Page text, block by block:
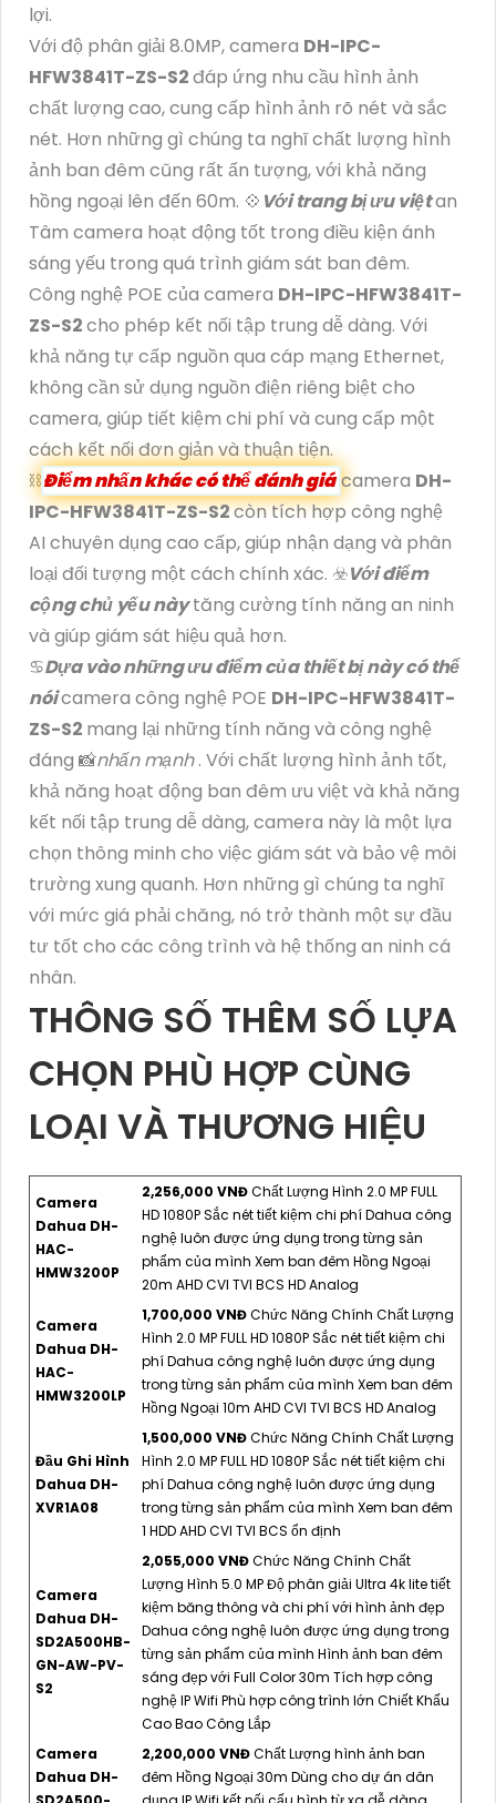
lợi.
Với độ phân giải 8.0MP, camera DH-IPC-
HFW3841T-ZS-S2đáp ứng nhu cầu hình ảnh
chất lượng cao, cung cấp hình ảnh rõ nét và sắc
nét. Hơn những gì chúng ta nghĩ chất lượng hình
ảnh ban đêm cũng rất ấn tượng, với khả năng
hồng ngoại lên đến 60m. 💠 Với trang bị ưu việtan
Tâm camera hoạt động tốt trong điều kiện ánh
sáng yếu trong quá trình giám sát ban đêm.
Công nghệ POE của camera DH-IPC-HFW3841T-
ZS-S2cho phép kết nối tập trung dễ dàng. Với
khả năng tự cấp nguồn qua cáp mạng Ethernet,
không cần sử dụng nguồn điện riêng biệt cho
camera, giúp tiết kiệm chi phí và cung cấp một
cách kết nối đơn giản và thuận tiện.
⛓Điểm nhấn khác có thể đánh giácamera DH-
IPC-HFW3841T-ZS-S2còn tích hợp công nghệ
AI chuyên dụng cao cấp, giúp nhận dạng và phân
loại đối tượng một cách chính xác. ☣️Với điểm
cộng chủ yếu nàytăng cường tính năng an ninh
và giúp giám sát hiệu quả hơn.
♋Dựa vào những ưu điểm của thiết bị này có thể
nóicamera công nghệ POE DH-IPC-HFW3841T-
ZS-S2 mang lại những tính năng và công nghệ
đáng 📸nhấn mạnh. Với chất lượng hình ảnh tốt,
khả năng hoạt động ban đêm ưu việt và khả năng
kết nối tập trung dễ dàng, camera này là một lựa
chọn thông minh cho việc giám sát và bảo vệ môi
trường xung quanh. Hơn những gì chúng ta nghĩ
với mức giá phải chăng, nó trở thành một sự đầu
tư tốt cho các công trình và hệ thống an ninh cá
nhân.
THÔNG SỐ THÊM SỐ LỰA
CHỌN PHÙ HỢP CÙNG
LOẠI VÀ THƯƠNG HIỆU
Camera
Dahua DH-
HAC-
HMW3200P
2,256,000 VNĐChất Lượng Hình 2.0 MP FULL
HD 1080P Sắc nét tiết kiệm chi phí Dahua công
nghệ luôn được ứng dụng trong từng sản
phẩm của mình Xem ban đêm Hồng Ngoại
20m AHD CVI TVI BCS HD Analog
Camera
Dahua DH-
HAC-
HMW3200LP
1,700,000 VNĐChức Năng Chính Chất Lượng
Hình 2.0 MP FULL HD 1080P Sắc nét tiết kiệm chi
phí Dahua công nghệ luôn được ứng dụng
trong từng sản phẩm của mình Xem ban đêm
Hồng Ngoại 10m AHD CVI TVI BCS HD Analog
Đầu Ghi Hình
Dahua DH-
XVR1A08
1,500,000 VNĐChức Năng Chính Chất Lượng
Hình 2.0 MP FULL HD 1080P Sắc nét tiết kiệm chi
phí Dahua công nghệ luôn được ứng dụng
trong từng sản phẩm của mình Xem ban đêm
1 HDD AHD CVI TVI BCS ổn định
Camera
Dahua DH-
SD2A500HB-
GN-AW-PV-
S2
2,055,000 VNĐChức Năng Chính Chất
Lượng Hình 5.0 MP Độ phân giải Ultra 4k lite tiết
kiệm băng thông và chi phí với hình ảnh đẹp
Dahua công nghệ luôn được ứng dụng trong
từng sản phẩm của mình Hình ảnh ban đêm
sáng đẹp với Full Color 30m Tích hợp công
nghệ IP Wifi Phù hợp công trình lớn Chiết Khấu
Cao Bao Công Lắp
Camera
Dahua DH-
2,200,000 VNĐChất Lượng hình ảnh ban
đêm Hồng Ngoại 30m Dùng cho dự án dân